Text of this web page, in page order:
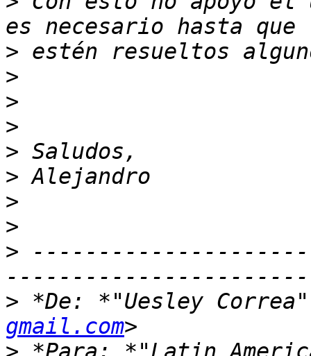
>
>
>
>
>
>
>
>
>
> *De: *"Uesley
gmail.com